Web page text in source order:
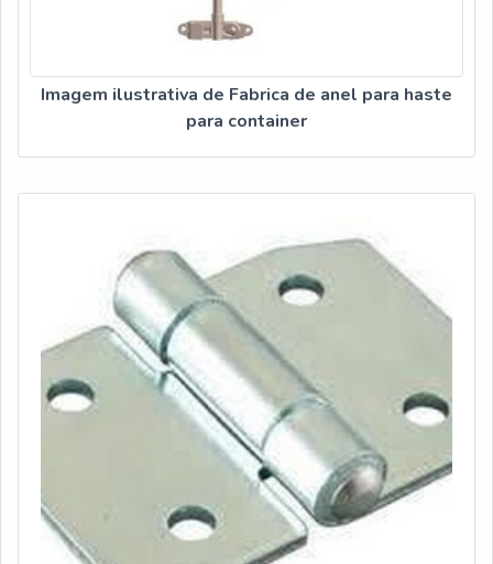
Imagem ilustrativa de Fabrica de anel para haste
para container